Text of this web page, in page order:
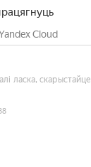
Cloud
ласка, скарыстайце